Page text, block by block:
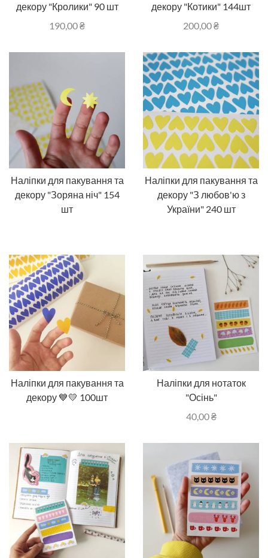
декору "Кролики" 90 шт
190,00₴
декору "Котики" 144шт
200,00₴
Наліпки для пакування та
декору "Зоряна ніч" 154
шт
Наліпки для пакування та
декору "З любов'ю з
України" 240 шт
Наліпки для пакування та
декору 💙💛 100шт
Наліпки для нотаток
"Осінь"
40,00₴